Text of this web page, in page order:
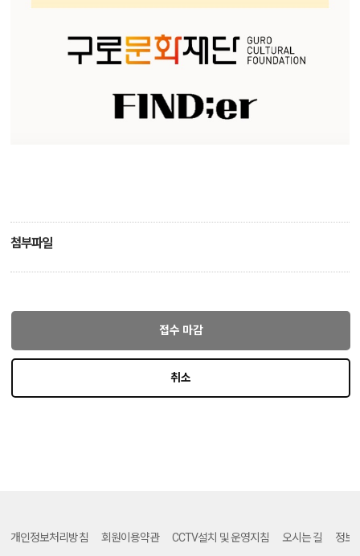
첨부파일
접수 마감
취소
개인정보처리방침 회원이용약관 CCTV설치 및 운영지침 오시는 길 정보